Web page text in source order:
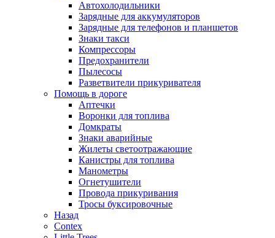
Автохолодильники
Зарядные для аккумуляторов
Зарядные для телефонов и планшетов
Знаки такси
Компрессоры
Предохранители
Пылесосы
Разветвители прикуривателя
Помощь в дороге
Аптечки
Воронки для топлива
Домкраты
Знаки аварийные
Жилеты светоотражающие
Канистры для топлива
Манометры
Огнетушители
Провода прикуривания
Тросы буксировочные
Назад
Contex